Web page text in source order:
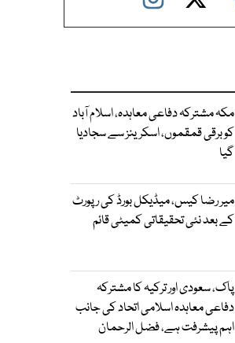
مکہ مشترکہ دفاعی معاہدہ، اسلام آباد
کو برقی قمقموں، اسکرینز سے سجادیا
گیا
میر رضا کیس، میڈیکل بورڈ کی رپورٹ
کے بعد نئی تحقیقاتی کمیٹی قائم
پاک، سعودی اور ترکیہ کا مشترکہ
دفاعی معاہدہ اسلامی اتحاد کی جانب
اہم پیشرفت ہے، فضل الرحمان